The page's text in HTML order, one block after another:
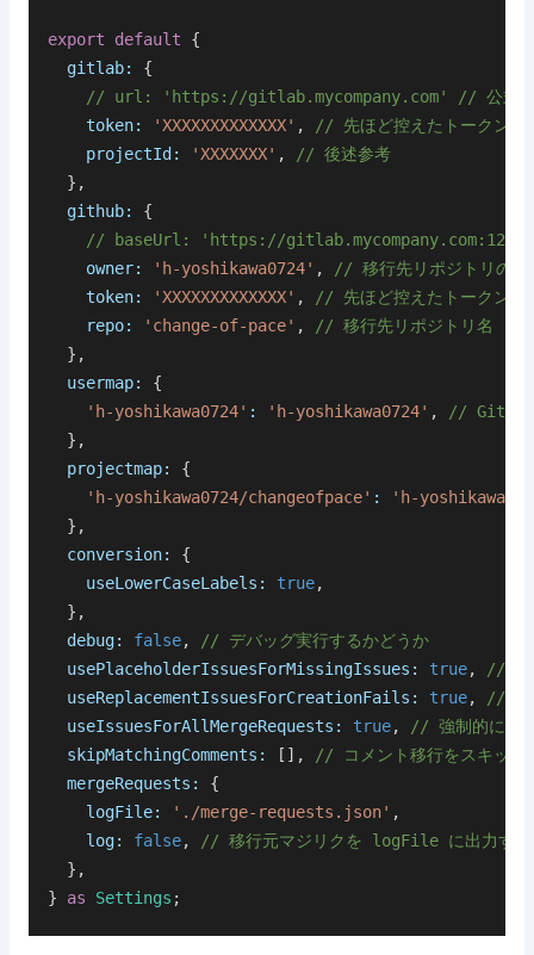
export default {
  gitlab:
{
// url: 'https://gitlab.mycompany.com' // 公式で
    token:
'XXXXXXXXXXXXX' ,
// 先ほど控えたトークン
    projectId:
'XXXXXXX' ,
// 後述参考
  },
  github:
{
// baseUrl: 'https://gitlab.mycompany.com:123/
    owner:
'h-yoshikawa0724' ,
// 移行先リポジトリの
    token:
'XXXXXXXXXXXXX' ,
// 先ほど控えたトークン
    repo:
'change-of-pace' ,
// 移行先リポジトリ名
  },
  usermap:
{
    'h-yoshikawa0724'
: 'h-yoshikawa0724' ,
// GitLab
  },
  projectmap:
{
    'h-yoshikawa0724/changeofpace'
:
'h-
  },
  conversion:
{
    useLowerCaseLabels:
true,
  },
  debug:
false,
// デバッグ実行するかどうか
  usePlaceholderIssuesForMissingIssues:
true,
// 削
  useReplacementIssuesForCreationFails:
true,
// 何
  useIssuesForAllMergeRequests:
true,
// 強制的に全
  skipMatchingComments:
[],
// コメント移行をスキップ
  mergeRequests:
{
    logFile:
'./merge-requests.json' ,
    log:
false,
// 移行元マジリクを logFile に出力する
  },
} as Settings ;